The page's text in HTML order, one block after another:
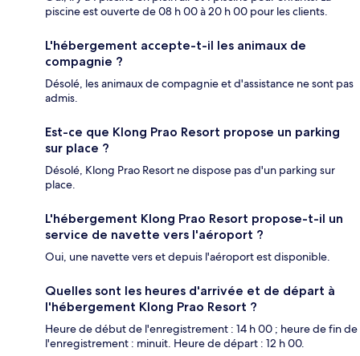
piscine est ouverte de 08 h 00 à 20 h 00 pour les clients.
L'hébergement accepte-t-il les animaux de
compagnie ?
Désolé, les animaux de compagnie et d'assistance ne sont pas
admis.
Est-ce que Klong Prao Resort propose un parking
sur place ?
Désolé, Klong Prao Resort ne dispose pas d'un parking sur
place.
L'hébergement Klong Prao Resort propose-t-il un
service de navette vers l'aéroport ?
Oui, une navette vers et depuis l'aéroport est disponible.
Quelles sont les heures d'arrivée et de départ à
l'hébergement Klong Prao Resort ?
Heure de début de l'enregistrement : 14 h 00 ; heure de fin de
l'enregistrement : minuit. Heure de départ : 12 h 00.